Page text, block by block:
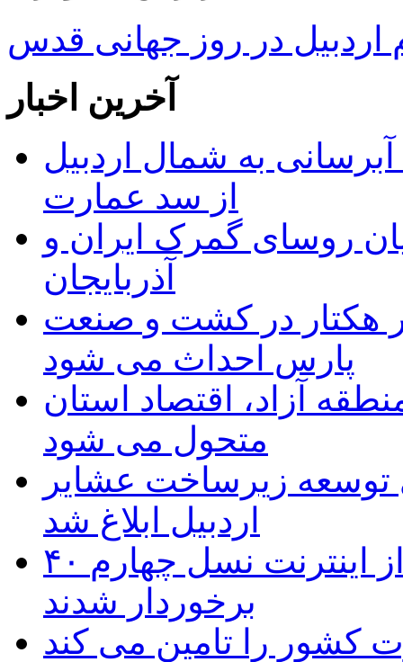
در روز جهانی قدس
آخرین اخبار
ماده ۲۳ طرح آبرسانی به شمال اردبیل
از سد عمارت
روسای گمرک ایران و
آذربایجان
هکتار در کشت و صنعت
پارس احداث می شود
آزاد، اقتصاد استان
متحول می شود
برای توسعه زیرساخت عشایر
اردبیل ابلاغ شد
۴۰ روستای شهرستان گِرمی از اینترنت نسل چهارم
برخوردار شدند